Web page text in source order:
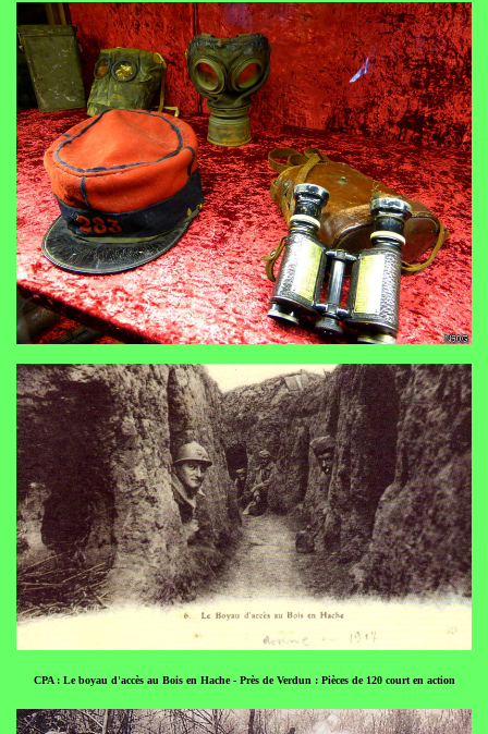
CPA : Le boyau d'accès au Bois en Hache - Près de Verdun : Pièces de 120 court en action